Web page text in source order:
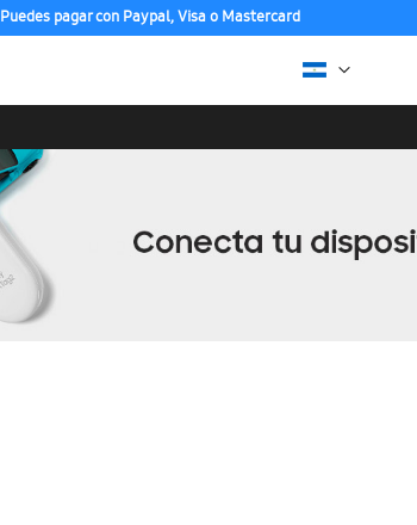
Puedes pagar con Paypal, Visa o Mastercard